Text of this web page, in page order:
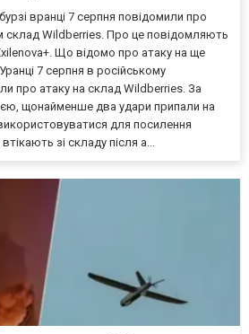
вранці 7 серпня повідомили про
склад Wildberries. Про це повідомляють
Що відомо про атаку на ще
7 серпня в російському
про атаку на склад Wildberries. За
щонайменше два удари припали на
для посилення
зі складу після а...